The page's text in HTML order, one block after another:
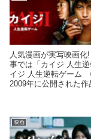
人気漫画が実写映画
事では「カイジ 人生
イジ 人生逆転ゲーム
2009年に公開された作
映画